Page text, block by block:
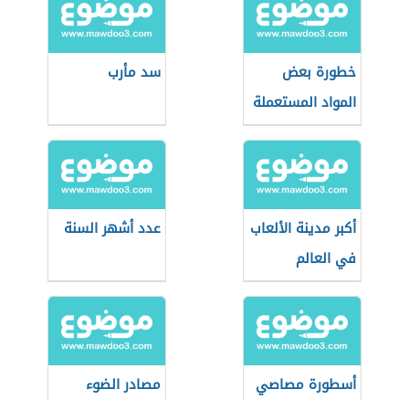
خطورة بعض
المواد المستعملة
في حياتنا اليومية
سد مأرب
أكبر مدينة الألعاب
في العالم
عدد أشهر السنة
أسطورة مصاصي
مصادر الضوء